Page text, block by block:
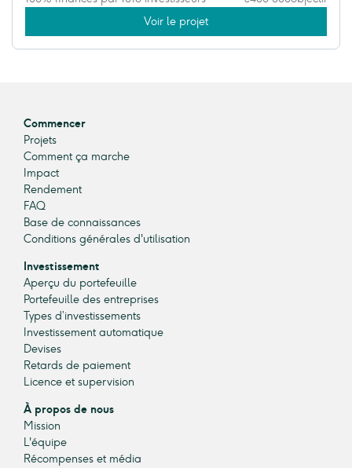
Voir le projet
Commencer
Projets
Comment ça marche
Impact
Rendement
FAQ
Base de connaissances
Conditions générales d'utilisation
Investissement
Aperçu du portefeuille
Portefeuille des entreprises
Types d’investissements
Investissement automatique
Devises
Retards de paiement
Licence et supervision
À propos de nous
Mission
L'équipe
Récompenses et média